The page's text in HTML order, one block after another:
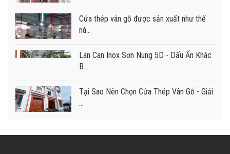
Cửa thép vân gỗ được sản xuất như thế
nà...
Lan Can Inox Sơn Nung 5D - Dấu Ấn Khác
B...
Tại Sao Nên Chọn Cửa Thép Vân Gỗ - Giải
...